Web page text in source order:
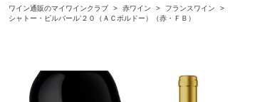
ワイン通販のマイワインクラブ > 赤ワイン > フランスワイン
>
シャトー・ピルバール’２０（ＡＣボルドー）（赤・ＦＢ）